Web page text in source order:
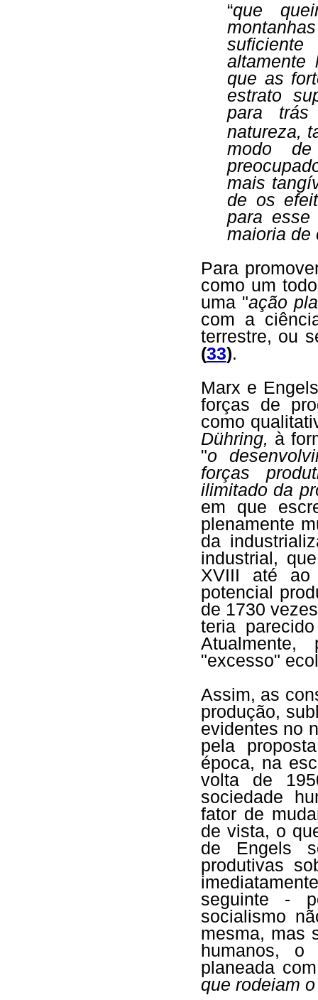
“que
altamente
que as
estrato
para trás
natureza,
modo de
mais
de os
para esse
maioria de
Para
como um
uma "ação
com a
terrestre, ou
(33).
Marx e
forças de
como
Dühring, à
"o
forças
ilimitado da
em que
plenamente
da
industrial,
XVIII até
potencial
de 1730
teria
"excesso"
Assim, as
produção,
evidentes no
pela
época, na
volta de
sociedade
fator de
de vista, o
de Engels
produtivas
seguinte -
socialismo
mesma, mas
humanos,
planeada
que rodeiam